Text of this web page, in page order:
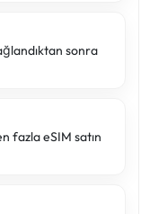
sonra
fazla eSIM satın